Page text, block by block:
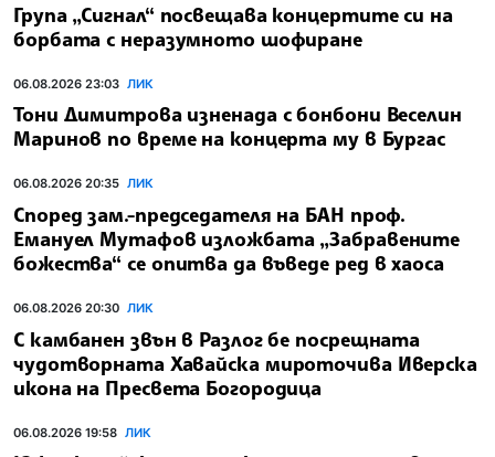
Група „Сигнал“ посвещава концертите си на
борбата с неразумното шофиране
06.08.2026 23:03 ЛИК
Тони Димитрова изненада с бонбони Веселин
Маринов по време на концерта му в Бургас
06.08.2026 20:35 ЛИК
Според зам.-председателя на БАН проф.
Емануел Мутафов изложбата „Забравените
божества“ се опитва да въведе ред в хаоса
06.08.2026 20:30 ЛИК
С камбанен звън в Разлог бе посрещната
чудотворната Хавайска мироточива Иверска
икона на Пресвета Богородица
06.08.2026 19:58 ЛИК